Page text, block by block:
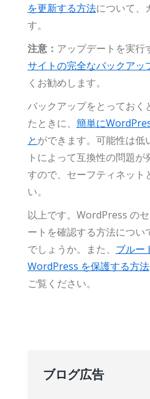
を更新する方法について、
す。
注意： アップデートを実行
サイトの完全なバックアッ
くお勧めします。
バックアップをとっておく
たときに、 簡単に
とができます。可能性は低
トによって互換性の問題が
すので、セーフティネット
い。
以上です。WordPress の
ートを確認する方法につい
でしょうか。また、 ブルー
WordPress を保護する方法
ご覧ください。
ブログ広告